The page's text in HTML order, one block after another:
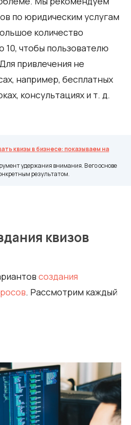
по юридическим услугам
количество
10, чтобы пользователю
привлечения не
например, бесплатных
консультациях и т. д.
квизы в бизнесе: показываем на
удержания внимания. В его основе
результатом.
квизов
создания
. Рассмотрим каждый